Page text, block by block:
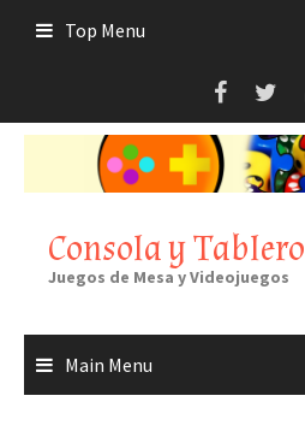
Top Menu
Consola y Tablero
Juegos de Mesa y Videojuegos
Main Menu